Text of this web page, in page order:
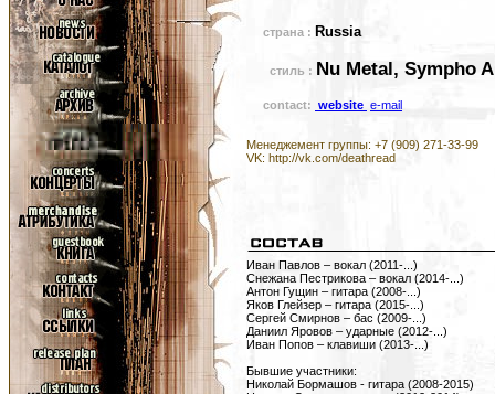
страна : Russia
стиль : Nu Metal, Sympho
contact: website e-mail
Менеджемент группы: +7 (909) 271-33-99
VK: http://vk.com/deathread
Иван Павлов – вокал (2011-...)
Снежана Пестрикова – вокал (2014-...)
Антон Гущин – гитара (2008-...)
Яков Глейзер – гитара (2015-...)
Сергей Смирнов – бас (2009-...)
Даниил Яровов – ударные (2012-...)
Иван Попов – клавиши (2013-...)
Бывшие участники:
Николай Бормашов - гитара (2008-2015)